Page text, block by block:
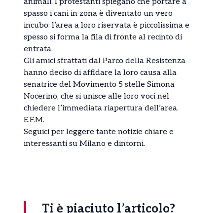
spasso i cani in zona è diventato un vero
incubo: l’area a loro riservata è piccolissima e
spesso si forma la fila di fronte al recinto di
entrata.
Gli amici sfrattati dal Parco della Resistenza
hanno deciso di affidare la loro causa alla
senatrice del Movimento 5 stelle Simona
Nocerino, che si unisce alle loro voci nel
chiedere l’immediata riapertura dell’area.
E.F.M.
Seguici per leggere tante notizie chiare e
interessanti su Milano e dintorni.
Ti è piaciuto l’articolo?